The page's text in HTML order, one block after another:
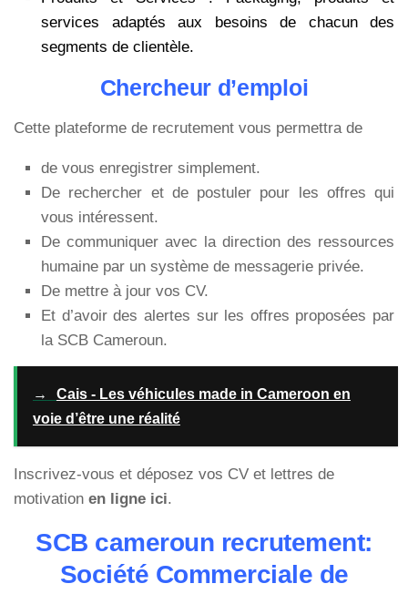
services adaptés aux besoins de chacun des
segments de clientèle.
Chercheur d’emploi
Cette plateforme de recrutement vous permettra de
de vous enregistrer simplement.
De rechercher et de postuler pour les offres qui
vous intéressent.
De communiquer avec la direction des ressources
humaine par un système de messagerie privée.
De mettre à jour vos CV.
Et d’avoir des alertes sur les offres proposées par
la SCB Cameroun.
→
Cais - Les véhicules made in Cameroon en
voie d’être une réalité
Inscrivez-vous et déposez vos CV et lettres de
motivation en ligne ici.
SCB cameroun recrutement:
Société Commerciale de